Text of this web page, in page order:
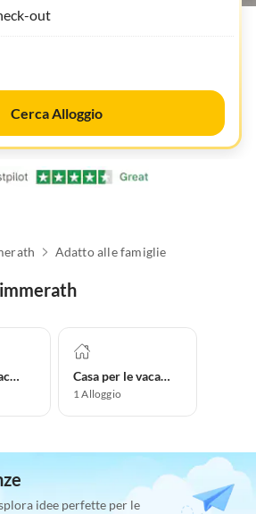
out
Cerca Alloggio
Adatto alle famiglie
Appartamento per vacanze Casa per le vacanze
1Alloggio
idee perfette per le